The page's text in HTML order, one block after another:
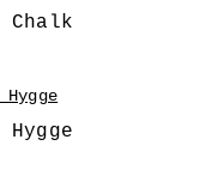
Chalk